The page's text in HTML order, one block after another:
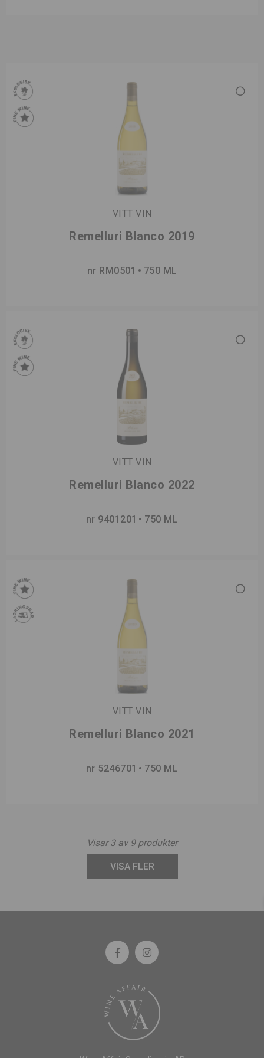
VITT VIN
Remelluri Blanco 2019
nr RM0501 750 ML
VITT VIN
Remelluri Blanco 2022
nr 9401201 750 ML
VITT VIN
Remelluri Blanco 2021
nr 5246701 750 ML
Visar3av 9produkter
VISA FLER